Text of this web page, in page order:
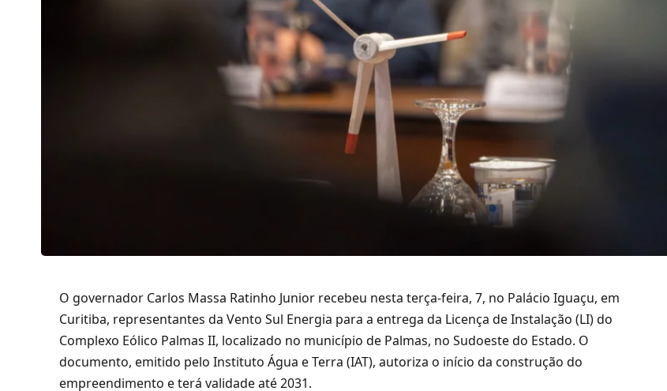
O governador Carlos Massa Ratinho Junior recebeu nesta terça-feira, 7, no Palácio Iguaçu, em
Curitiba, representantes da Vento Sul Energia para a entrega da Licença de Instalação (LI) do
Complexo Eólico Palmas II, localizado no município de Palmas, no Sudoeste do Estado. O
documento, emitido pelo Instituto Água e Terra (IAT), autoriza o início da construção do
empreendimento e terá validade até 2031.